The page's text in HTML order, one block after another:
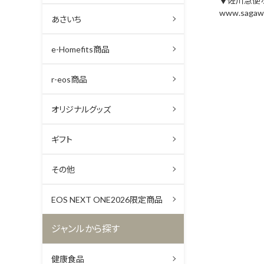
あさいち
e-Homefits商品
r-eos商品
オリジナルグッズ
ギフト
その他
EOS NEXT ONE2026限定商品
ジャンルから探す
健康食品